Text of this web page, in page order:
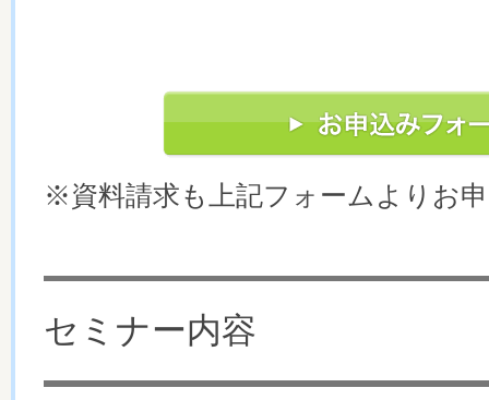
※資料請求も上記フォームよりお
セミナー内容